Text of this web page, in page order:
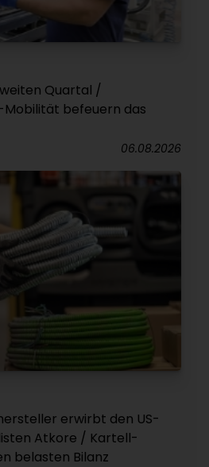
Quartal /
Mobilität befeuern das
06.08.2026
erwirbt den US-
Atkore / Kartell-
belasten Bilanz